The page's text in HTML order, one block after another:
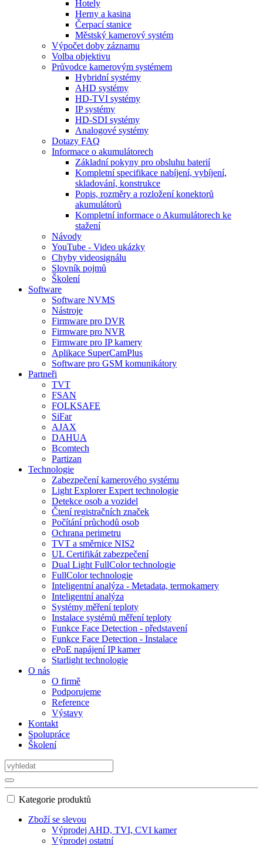
Hotely
Herny a kasina
Čerpací stanice
Městský kamerový systém
Výpočet doby záznamu
Volba objektivu
Průvodce kamerovým systémem
Hybridní systémy
AHD systémy
HD-TVI systémy
IP systémy
HD-SDI systémy
Analogové systémy
Dotazy FAQ
Informace o akumulátorech
Základní pokyny pro obsluhu baterií
Kompletní specifikace nabíjení, vybíjení,
skladování, konstrukce
Popis, rozměry a rozložení konektorů
akumulátorů
Kompletní informace o Akumulátorech ke
stažení
Návody
YouTube - Video ukázky
Chyby videosignálu
Slovník pojmů
Školení
Software
Software NVMS
Nástroje
Firmware pro DVR
Firmware pro NVR
Firmware pro IP kamery
Aplikace SuperCamPlus
Software pro GSM komunikátory
Partneři
TVT
FSAN
FOLKSAFE
SiFar
AJAX
DAHUA
Bcomtech
Partizan
Technologie
Zabezpečení kamerového systému
Light Explorer Expert technologie
Detekce osob a vozidel
Čtení registračních značek
Počítání průchodů osob
Ochrana perimetru
TVT a směrnice NIS2
UL Certifikát zabezpečení
Dual Light FullColor technologie
FullColor technologie
Inteligentní analýza - Metadata, termokamery
Inteligentní analýza
Systémy měření teploty
Instalace systémů měření teploty
Funkce Face Detection - představení
Funkce Face Detection - Instalace
ePoE napájení IP kamer
Starlight technologie
O nás
O firmě
Podporujeme
Reference
Výstavy
Kontakt
Spolupráce
Školení
Kategorie produktů
Zboží se slevou
Výprodej AHD, TVI, CVI kamer
Výprodej ostatní